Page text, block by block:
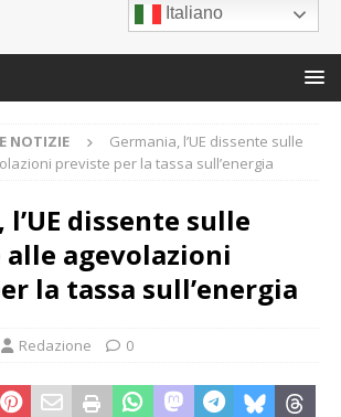
Italiano
NOTIZIE
Germania, l’UE dissente sulle
previste per la tassa sull’energia
dissente sulle
agevolazioni
la tassa sull’energia
Redazione 0